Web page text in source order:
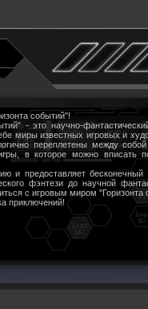
событий"!
- это научно-
миры известных игровых и
переплетены между
в которое можно вписать
и предоставляет бесконечный
фэнтези до научной
с игровым миром "Горизонта
приключений!